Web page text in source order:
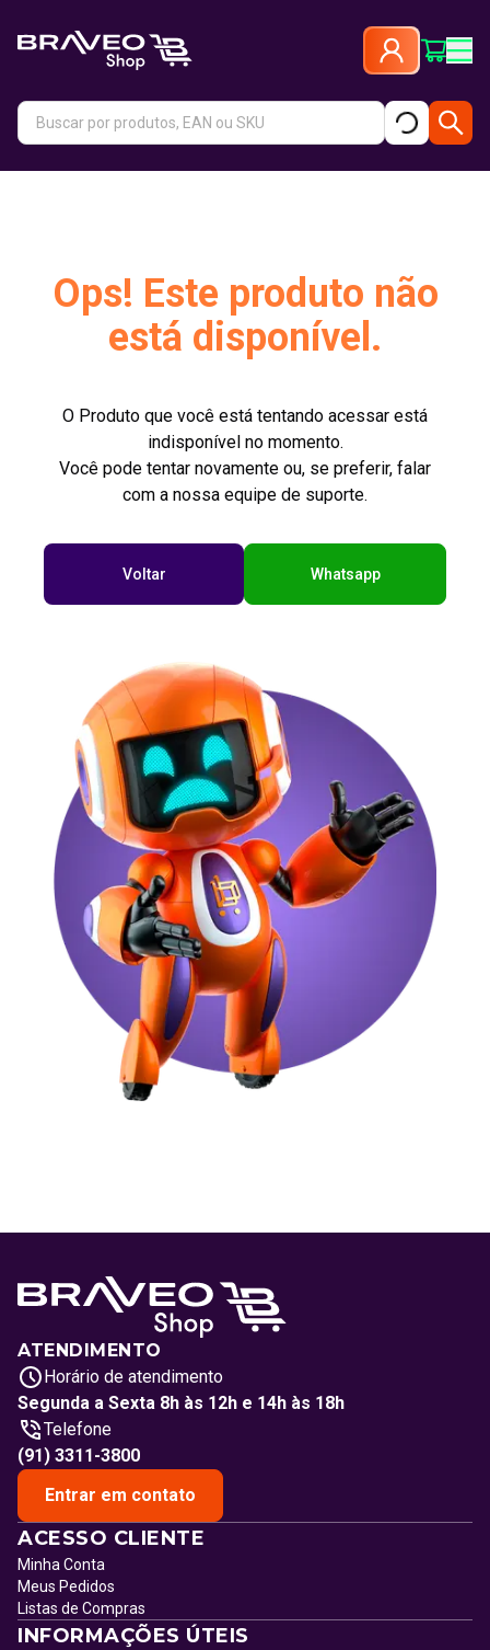
Ops! Este produto não
está disponível.
O Produto que você está tentando acessar está
indisponível no momento.
Você pode tentar novamente ou, se preferir, falar
com a nossa equipe de suporte.
Voltar Whatsapp
ATENDIMENTO
Horário de atendimento
Segunda a Sexta 8h às 12h e 14h às 18h
Telefone
(91) 3311-3800
Entrar em contato
ACESSO CLIENTE
Minha Conta
Meus Pedidos
Listas de Compras
INFORMAÇÕES ÚTEIS